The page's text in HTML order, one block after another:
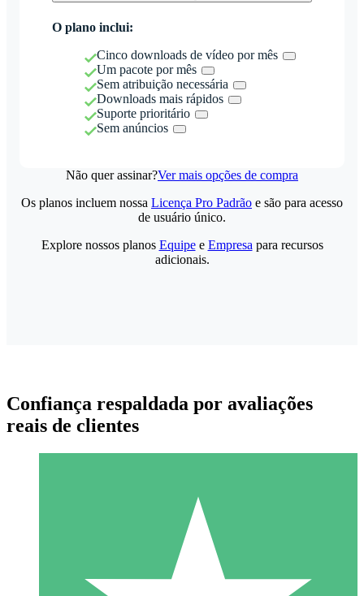
O plano inclui:
Cinco downloads de vídeo por mês
Um pacote por mês
Sem atribuição necessária
Downloads mais rápidos
Suporte prioritário
Sem anúncios
Não quer assinar?Ver mais opções de compra
Pacotes de Créditos Individuais
Pague conforme o uso com créditos de download. Sem
Os planos incluem nossa Licença Pro Padrão e são para acesso
de usuário único.
Explore nossos planos Equipee Empresa para recursos
adicionais.
Confiança respaldada por avaliações
reais de clientes